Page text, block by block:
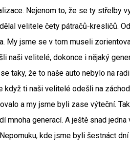
Nejenom to, že se ty střelby
velitele čety pátračů-kresličů.
My jsme se v tom museli
naši velitelé, dokonce i nějaký
taky, že to naše auto nebylo na
když ti naši velitelé odešli na
a my jsme byli zase výteční.
mnoha generací. A ještě snad
kde jsme byli šestnáct